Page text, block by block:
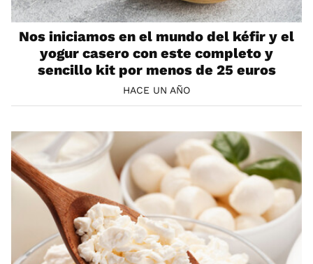
Nos iniciamos en el mundo del kéfir y el
yogur casero con este completo y
sencillo kit por menos de 25 euros
HACE UN AÑO